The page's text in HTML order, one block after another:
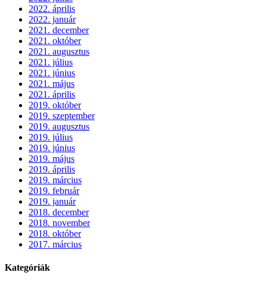
2022. április
2022. január
2021. december
2021. október
2021. augusztus
2021. július
2021. június
2021. május
2021. április
2019. október
2019. szeptember
2019. augusztus
2019. július
2019. június
2019. május
2019. április
2019. március
2019. február
2019. január
2018. december
2018. november
2018. október
2017. március
Kategóriák